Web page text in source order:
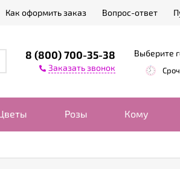
Как оформить заказ Вопрос-ответ
8 (800) 700-35-38
Заказать звонок
Выберите
Розы Кому